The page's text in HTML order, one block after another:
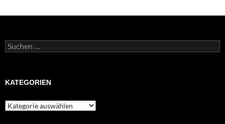
Suchen
nach:
KATEGORIEN
Kategorien